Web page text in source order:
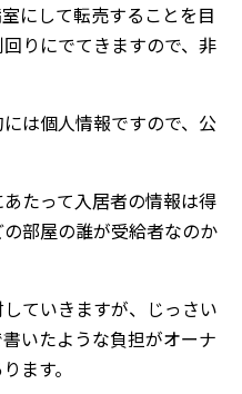
にして転売することを目
りにでてきますので、非
は個人情報ですので、公
たって入居者の情報は得
部屋の誰が受給者なのか
ていきますが、じっさい
いたような負担がオーナ
ます。